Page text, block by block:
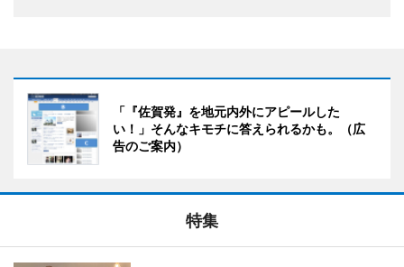
「『佐賀発』を地元内外にアピールした
い！」そんなキモチに答えられるかも。（広
告のご案内）
特集